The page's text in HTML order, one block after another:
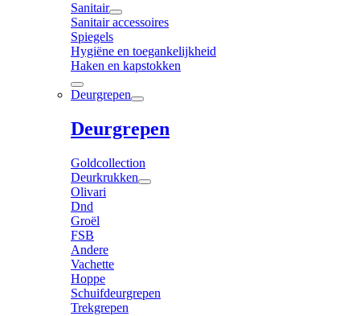
Sanitair
Sanitair accessoires
Spiegels
Hygiëne en toegankelijkheid
Haken en kapstokken
Deurgrepen
Deurgrepen
Goldcollection
Deurkrukken
Olivari
Dnd
Groël
FSB
Andere
Vachette
Hoppe
Schuifdeurgrepen
Trekgrepen